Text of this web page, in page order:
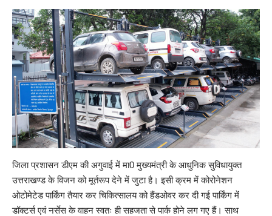
जिला प्रशासन डीएम की अगुवाई में मा0 मुख्यमंत्री के आधुनिक सुविधायुक्त
उत्तराखण्ड के विजन को मूर्तरूप देने में जुटा है। इसी क्रम में कोरोनेशन
ओटोमेटेड पार्किंग तैयार कर चिकित्सालय को हैंडओवर कर दी गई पार्किंग में
डॉक्टर्स एवं नर्सेस के वाहन स्वतः ही सहजता से पार्क होने लग गए हैं। साथ